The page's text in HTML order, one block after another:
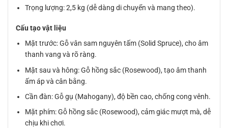
Trọng lượng: 2,5 kg (dễ dàng di chuyển và mang theo).
Cấu tạo vật liệu
Mặt trước: Gỗ vân sam nguyên tấm (Solid Spruce), cho âm
thanh vang và rõ ràng.
Mặt sau và hông: Gỗ hồng sắc (Rosewood), tạo âm thanh
ấm áp và cân bằng.
Cần đàn: Gỗ gụ (Mahogany), độ bền cao, chống cong vênh.
Mặt phím: Gỗ hồng sắc (Rosewood), cảm giác mượt mà, dễ
chịu khi chơi.